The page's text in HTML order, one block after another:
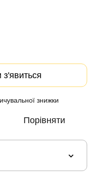
знижки
Порівняти